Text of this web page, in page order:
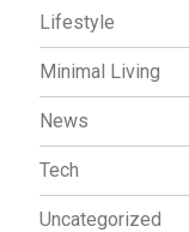
Lifestyle
Minimal Living
News
Tech
Uncategorized